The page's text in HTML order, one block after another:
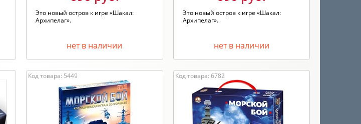
Это новый остров к игре «Шакал:
Архипелаг».
нет в наличии
Это новый остров к игре «Шакал:
Архипелаг».
нет в наличии
Код товара: 5449 Код товара: 6782